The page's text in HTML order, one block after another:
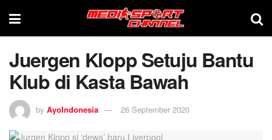
Juergen Klopp Setuju Bantu
Klub di Kasta Bawah
by AyoIndonesia 26 September 2020